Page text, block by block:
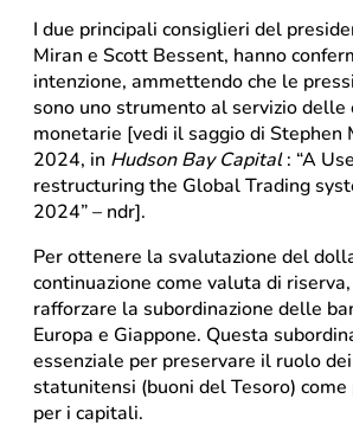
I due principali consiglieri del
Miran e Scott Bessent, hanno
intenzione, ammettendo che le
sono uno strumento al servizio delle
monetarie [vedi il saggio di Stephen
2024, in Hudson Bay Capital: “A
restructuring the Global Trading
2024” – ndr].
Per ottenere la svalutazione del
continuazione come valuta di
rafforzare la subordinazione delle
Europa e Giappone. Questa
essenziale per preservare il ruolo
statunitensi (buoni del Tesoro)
per i capitali.